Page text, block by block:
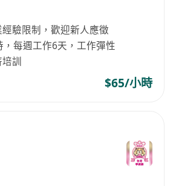
驗限制，歡迎新人應徵
，每週工作6天，工作彈性
訓
$65/小時